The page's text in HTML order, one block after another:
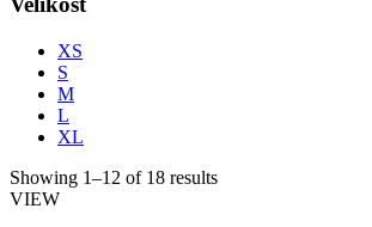
XS
S
M
L
XL
Showing 1–12 of 18 results
VIEW